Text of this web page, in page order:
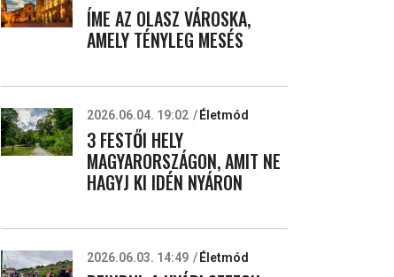
ÍME AZ OLASZ VÁROSKA,
AMELY TÉNYLEG MESÉS
2026.06.04. 19:02 Életmód
3 FESTŐI HELY
MAGYARORSZÁGON, AMIT NE
HAGYJ KI IDÉN NYÁRON
2026.06.03. 14:49 Életmód